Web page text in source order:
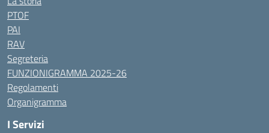
PTOF
PAI
RAV
Segreteria
FUNZIONIGRAMMA 2025-26
Regolamenti
Organigramma
I Servizi